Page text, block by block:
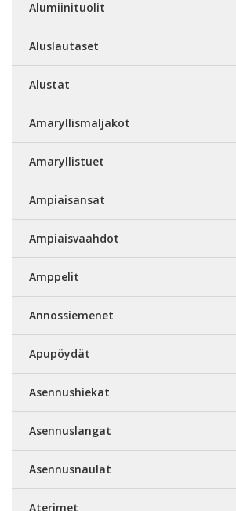
Alumiinituolit
Aluslautaset
Alustat
Amaryllismaljakot
Amaryllistuet
Ampiaisansat
Ampiaisvaahdot
Amppelit
Annossiemenet
Apupöydät
Asennushiekat
Asennuslangat
Asennusnaulat
Aterimet